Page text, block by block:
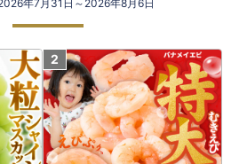
年7月31日～2026年8月6日